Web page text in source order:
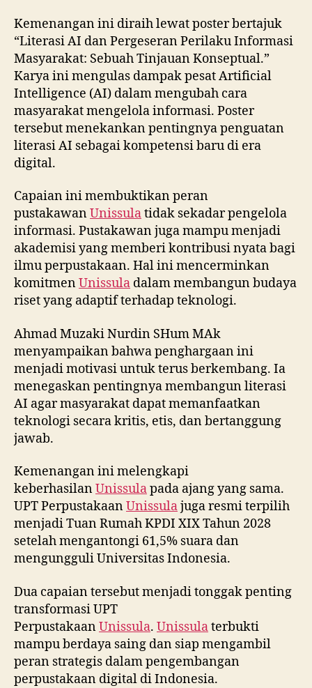
Kemenangan ini diraih lewat poster bertajuk
“Literasi AI dan Pergeseran Perilaku Informasi
Masyarakat: Sebuah Tinjauan Konseptual.”
Karya ini mengulas dampak pesat Artificial
Intelligence (AI) dalam mengubah cara
masyarakat mengelola informasi. Poster
tersebut menekankan pentingnya penguatan
literasi AI sebagai kompetensi baru di era
digital.
Capaian ini membuktikan peran
pustakawanUnissulatidak sekadar pengelola
informasi. Pustakawan juga mampu menjadi
akademisi yang memberi kontribusi nyata bagi
ilmu perpustakaan. Hal ini mencerminkan
komitmenUnissula dalam membangun budaya
riset yang adaptif terhadap teknologi.
Ahmad Muzaki Nurdin SHum MAk
menyampaikan bahwa penghargaan ini
menjadi motivasi untuk terus berkembang. Ia
menegaskan pentingnya membangun literasi
AI agar masyarakat dapat memanfaatkan
teknologi secara kritis, etis, dan bertanggung
jawab.
Kemenangan ini melengkapi
keberhasilanUnissulapada ajang yang sama.
UPT PerpustakaanUnissulajuga resmi terpilih
menjadi Tuan Rumah KPDI XIX Tahun 2028
setelah mengantongi 61,5% suara dan
mengungguli Universitas Indonesia.
Dua capaian tersebut menjadi tonggak penting
transformasi UPT
PerpustakaanUnissula. Unissulaterbukti
mampu berdaya saing dan siap mengambil
peran strategis dalam pengembangan
perpustakaan digital di Indonesia.